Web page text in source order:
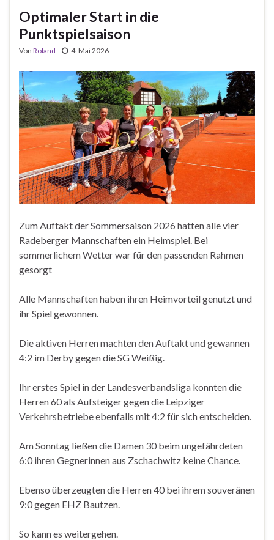
Optimaler Start in die
Punktspielsaison
Von Roland 4. Mai 2026
Zum Auftakt der Sommersaison 2026 hatten alle vier
Radeberger Mannschaften ein Heimspiel. Bei
sommerlichem Wetter war für den passenden Rahmen
gesorgt
Alle Mannschaften haben ihren Heimvorteil genutzt und
ihr Spiel gewonnen.
Die aktiven Herren machten den Auftakt und gewannen
4:2 im Derby gegen die SG Weißig.
Ihr erstes Spiel in der Landesverbandsliga konnten die
Herren 60 als Aufsteiger gegen die Leipziger
Verkehrsbetriebe ebenfalls mit 4:2 für sich entscheiden.
Am Sonntag ließen die Damen 30 beim ungefährdeten
6:0 ihren Gegnerinnen aus Zschachwitz keine Chance.
Ebenso überzeugten die Herren 40 bei ihrem souveränen
9:0 gegen EHZ Bautzen.
So kann es weitergehen.